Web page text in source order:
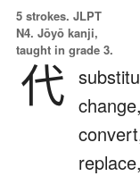
5 strokes. JLPT
N4. Jōyō kanji,
taught in grade 3.
代